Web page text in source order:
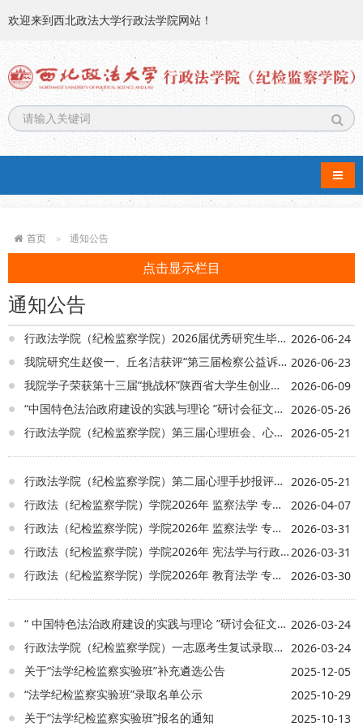
欢迎来到西北政法大学行政法学院网站！
导航
首页 通知公告
点击显示栏目
通知公告
行政法学院（纪检监察学院）2026届优秀研究生毕业生风采展示 2026-06-24
我院研究生赵俊一、丘名洁获评“第三届检察公益诉讼高质量发展研讨会”主题征文三等奖 2026-06-23
我院学子荣获第十三届“挑战杯”陕西省大学生创业计划竞赛一等奖
2026-06-09
“中国特色法治政府建设的实践与理论 ”研讨会征文获奖名单 2026-05-26
行政法学院（纪检监察学院）第三届心理班会、心理剧剧本评选结果揭晓 2026-05-21
行政法学院（纪检监察学院）第二届心理手抄报评选结果揭晓 2026-05-21
行政法（纪检监察学院）学院2026年 监察法学 专业硕士研究生补录名单公示
2026-04-07
行政法（纪检监察学院）学院2026年 监察法学 专业硕士研究生拟录取名单公示
2026-03-31
行政法（纪检监察学院）学院2026年 宪法学与行政法学 专业硕士研究生拟录取名单公示2026-03-31
行政法（纪检监察学院）学院2026年 教育法学 专业硕士研究生拟录取名单公示
2026-03-30
“ 中国特色法治政府建设的实践与理论 ”研讨会征文通知 2026-03-24
行政法学院（纪检监察学院）一志愿考生复试录取方案 2026-03-24
关于“法学纪检监察实验班”补充遴选公告
2025-12-05
“法学纪检监察实验班”录取名单公示
2025-10-29
关于“法学纪检监察实验班”报名的通知
2025-10-13